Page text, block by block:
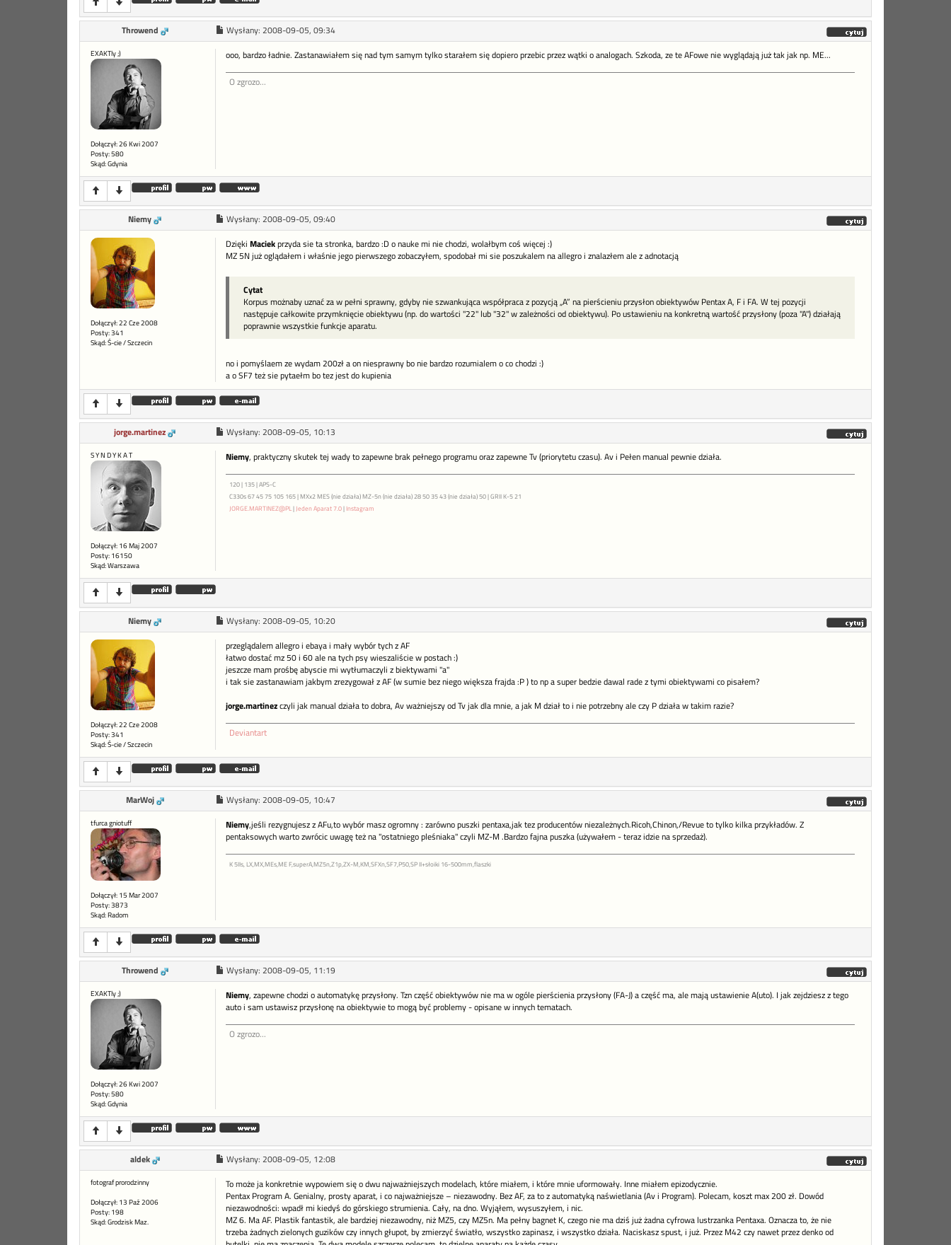
Throwend Wysłany: 2008-09-05, 09:34
EXAKTly ;)
Dołączył: 26 Kwi 2007
Posty: 580
Skąd: Gdynia
ooo, bardzo ładnie. Zastanawiałem się nad tym samym tylko starałem się dopiero przebic przez wątki o analogach. Szkoda, ze te AFowe nie wyglądają już tak jak np. ME...
O zgrozo...
Niemy Wysłany: 2008-09-05, 09:40
Dołączył: 22 Cze 2008
Posty: 341
Skąd: Ś-cie / Szczecin
Dzięki Maciekprzyda sie ta stronka, bardzo :D o nauke mi nie chodzi, wolałbym coś więcej :)
MZ 5N już oglądałem i właśnie jego pierwszego zobaczyłem, spodobał mi sie poszukalem na allegro i znalazłem ale z adnotacją
Cytat
Korpus możnaby uznać za w pełni sprawny, gdyby nie szwankująca współpraca z pozycją „A” na pierścieniu przysłon obiektywów Pentax A, F i FA. W tej pozycji
następuje całkowite przymknięcie obiektywu (np. do wartości "22" lub "32" w zależności od obiektywu). Po ustawieniu na konkretną wartość przysłony (poza "A") działają
poprawnie wszystkie funkcje aparatu.
no i pomyślaem ze wydam 200zł a on niesprawny bo nie bardzo rozumialem o co chodzi :)
a o SF7 też sie pytaełm bo tez jest do kupienia
jorge.martinez Wysłany: 2008-09-05, 10:13
S Y N D Y K A T
Dołączył: 16 Maj 2007
Posty: 16150
Skąd: Warszawa
Niemy, praktyczny skutek tej wady to zapewne brak pełnego programu oraz zapewne Tv (priorytetu czasu). Av i Pełen manual pewnie działa.
120 | 135 | APS-C
C330s 67 45 75 105 165 | MXx2 MES (nie działa) MZ-5n (nie działa) 28 50 35 43 (nie działa) 50 | GRII K-5 21
JORGE.MARTINEZ@PL| Jeden Aparat 7.0|Instagram
Niemy Wysłany: 2008-09-05, 10:20
Dołączył: 22 Cze 2008
Posty: 341
Skąd: Ś-cie / Szczecin
przeglądalem allegro i ebaya i mały wybór tych z AF
łatwo dostać mz 50 i 60 ale na tych psy wieszaliście w postach :)
jeszcze mam prośbę abyscie mi wytłumaczyli z biektywami "a"
i tak sie zastanawiam jakbym zrezygował z AF (w sumie bez niego większa frajda :P ) to np a super bedzie dawal rade z tymi obiektywami co pisałem?
jorge.martinezczyli jak manual działa to dobra, Av ważniejszy od Tv jak dla mnie, a jak M dział to i nie potrzebny ale czy P działa w takim razie?
Deviantart
MarWoj Wysłany: 2008-09-05, 10:47
tfurca gniotuff
Dołączył: 15 Mar 2007
Posty: 3873
Skąd: Radom
Niemy,jeśli rezygnujesz z AFu,to wybór masz ogromny : zarówno puszki pentaxa,jak tez producentów niezależnych.Ricoh,Chinon,/Revue to tylko kilka przykładów. Z
pentaksowych warto zwrócic uwagę też na "ostatniego pleśniaka" czyli MZ-M .Bardzo fajna puszka (używałem - teraz idzie na sprzedaż).
K 5IIs, LX,MX,MEs,ME F,superA,MZ5n,Z1p,ZX-M,KM,SFXn,SF7,P50,SP II+słoiki 16-500mm,flaszki
Throwend Wysłany: 2008-09-05, 11:19
EXAKTly ;)
Dołączył: 26 Kwi 2007
Posty: 580
Skąd: Gdynia
Niemy, zapewne chodzi o automatykę przysłony. Tzn część obiektywów nie ma w ogóle pierścienia przysłony (FA-J) a część ma, ale mają ustawienie A(uto). I jak zejdziesz z tego
auto i sam ustawisz przysłonę na obiektywie to mogą być problemy - opisane w innych tematach.
O zgrozo...
aldek Wysłany: 2008-09-05, 12:08
fotograf prorodzinny
Dołączył: 13 Paź 2006
Posty: 198
Skąd: Grodzisk Maz.
To może ja konkretnie wypowiem się o dwu najważniejszych modelach, które miałem, i które mnie uformowały. Inne miałem epizodycznie.
Pentax Program A. Genialny, prosty aparat, i co najważniejsze – niezawodny. Bez AF, za to z automatyką naświetlania (Av i Program). Polecam, koszt max 200 zł. Dowód
niezawodności: wpadł mi kiedyś do górskiego strumienia. Cały, na dno. Wyjąłem, wysuszyłem, i nic.
MZ 6. Ma AF. Plastik fantastik, ale bardziej niezawodny, niż MZ5, czy MZ5n. Ma pełny bagnet K, czego nie ma dziś już żadna cyfrowa lustrzanka Pentaxa. Oznacza to, że nie
trzeba żadnych zielonych guzików czy innych głupot, by zmierzyć światło, wszystko zapinasz, i wszystko działa. Naciskasz spust, i już. Przez M42 czy nawet przez denko od